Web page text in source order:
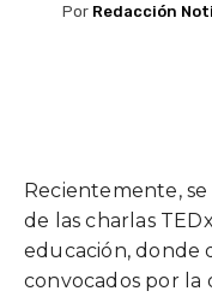
Por Redacción
Recientemente,
de las charlas
educación, donde
convocados por la